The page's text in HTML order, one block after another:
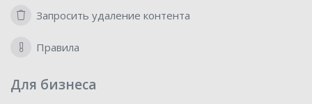
Запросить удаление контента
Правила
Для бизнеса